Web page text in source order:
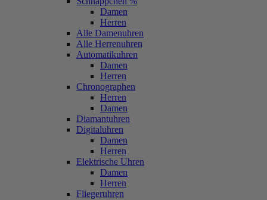
Damen
Herren
Alle Damenuhren
Alle Herrenuhren
Automatikuhren
Damen
Herren
Chronographen
Herren
Damen
Diamantuhren
Digitaluhren
Damen
Herren
Elektrische Uhren
Damen
Herren
Fliegeruhren